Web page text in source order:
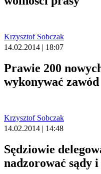
Krzysztof Sobczak
14.02.2014 | 18:07
Prawie 200
wykonywać zawód
Krzysztof Sobczak
14.02.2014 | 14:48
Sędziowie
nadzorować sądy